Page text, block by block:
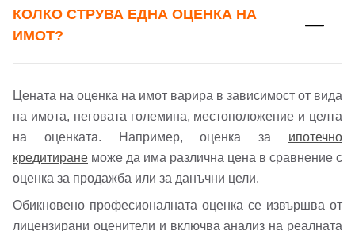
КОЛКО СТРУВА ЕДНА ОЦЕНКА НА
ИМОТ?
Цената на оценка на имот варира в зависимост от вида
на имота, неговата големина, местоположение и целта
на оценката. Например, оценка за ипотечно
кредитиране може да има различна цена в сравнение с
оценка за продажба или за данъчни цели.
Обикновено професионалната оценка се извършва от
лицензирани оценители и включва анализ на реалната